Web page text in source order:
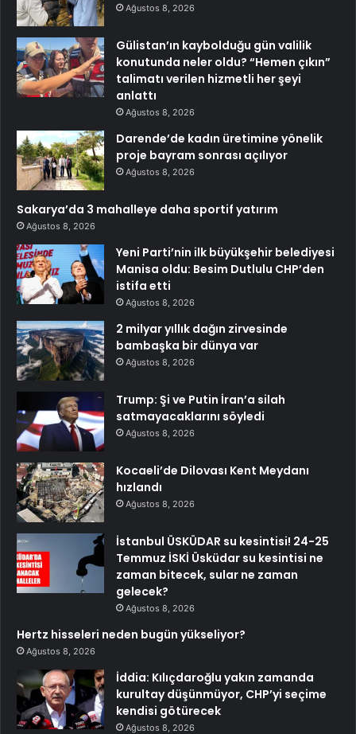
Ağustos 8, 2026
Gülistan’ın kaybolduğu gün valilik
konutunda neler oldu? “Hemen çıkın”
talimatı verilen hizmetli her şeyi
anlattı
Ağustos 8, 2026
Darende’de kadın üretimine yönelik
proje bayram sonrası açılıyor
Ağustos 8, 2026
Sakarya’da 3 mahalleye daha sportif yatırım
Ağustos 8, 2026
Yeni Parti’nin ilk büyükşehir belediyesi
Manisa oldu: Besim Dutlulu CHP’den
istifa etti
Ağustos 8, 2026
2 milyar yıllık dağın zirvesinde
bambaşka bir dünya var
Ağustos 8, 2026
Trump: Şi ve Putin İran’a silah
satmayacaklarını söyledi
Ağustos 8, 2026
Kocaeli’de Dilovası Kent Meydanı
hızlandı
Ağustos 8, 2026
İstanbul ÜSKÜDAR su kesintisi! 24-25
Temmuz İSKİ Üsküdar su kesintisi ne
zaman bitecek, sular ne zaman
gelecek?
Ağustos 8, 2026
Hertz hisseleri neden bugün yükseliyor?
Ağustos 8, 2026
İddia: Kılıçdaroğlu yakın zamanda
kurultay düşünmüyor, CHP’yi seçime
kendisi götürecek
Ağustos 8, 2026